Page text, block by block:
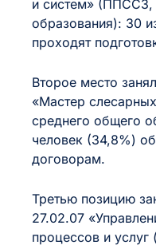
и систем» (ППССЗ,
образования): 30
проходят
Второе место
«Мастер
среднего общего
человек (34,8%)
договорам.
Третью позицию
27.02.07
процессов и